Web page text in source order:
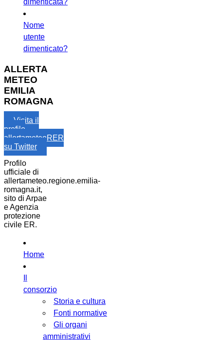
dimenticata?
Nome
utente
dimenticato?
ALLERTA
METEO
EMILIA
ROMAGNA
Visita il
profilo
allertameteoRER
su Twitter
Profilo
ufficiale di
allertameteo.regione.emilia-
romagna.it,
sito di Arpae
e Agenzia
protezione
civile ER.
Home
consorzio
Storia e cultura
Fonti normative
Gli organi
amministrativi